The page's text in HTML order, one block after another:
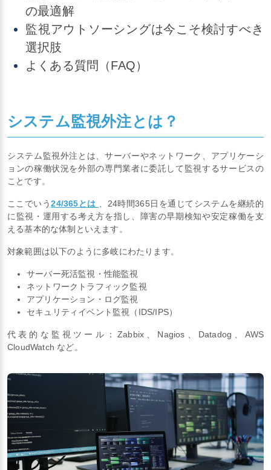
の最適解
監視アウトソーシングは今こそ検討すべき
選択肢
よくある質問（FAQ）
システム監視外注とは？
システム監視外注とは、サーバーやネットワーク、アプリケーシ
ョンの稼働状況を外部の専門業者に委託して監視するサービスの
ことです。
ここでいう24/365とは
、24時間365日を通じてシステムを継続的
に監視・運用する考え方を指し、障害の早期検知や安定稼働を支
える基本的な体制といえます。
対象範囲は以下のように多岐にわたります。
サーバー死活監視・性能監視
ネットワークトラフィック監視
アプリケーション・ログ監視
セキュリティイベント監視（IDS/IPS）
代表的な監視ツール：Zabbix、Nagios、Datadog、AWS
CloudWatch など。